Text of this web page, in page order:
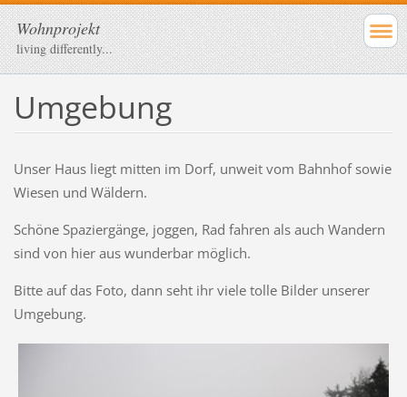
Wohnprojekt
living differently...
Umgebung
Unser Haus liegt mitten im Dorf, unweit vom Bahnhof sowie
Wiesen und Wäldern.
Schöne Spaziergänge, joggen, Rad fahren als auch Wandern
sind von hier aus wunderbar möglich.
Bitte auf das Foto, dann seht ihr viele tolle Bilder unserer
Umgebung.